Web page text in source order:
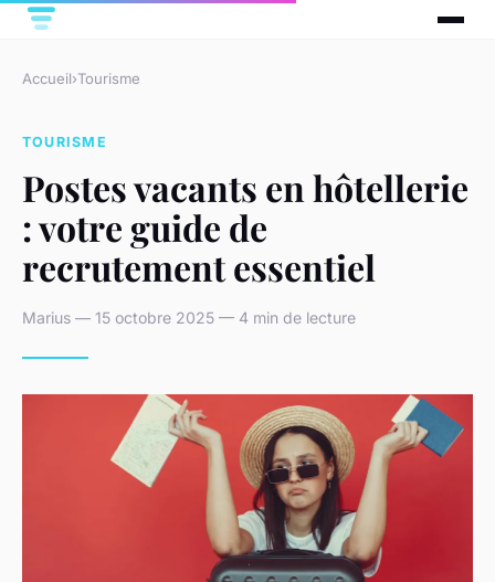
Accueil›Tourisme
TOURISME
Postes vacants en hôtellerie
: votre guide de
recrutement essentiel
Marius — 15 octobre 2025 — 4 min de lecture